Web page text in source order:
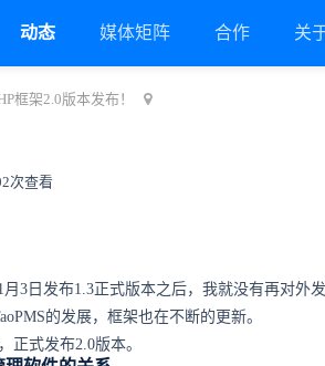
动态 媒体矩阵 合作 关
框架2.0版本发布！
次查看
月3日发布1.3正式版本之后，我就没有再对外
的发展，框架也在不断的更新。
正式发布2.0版本。